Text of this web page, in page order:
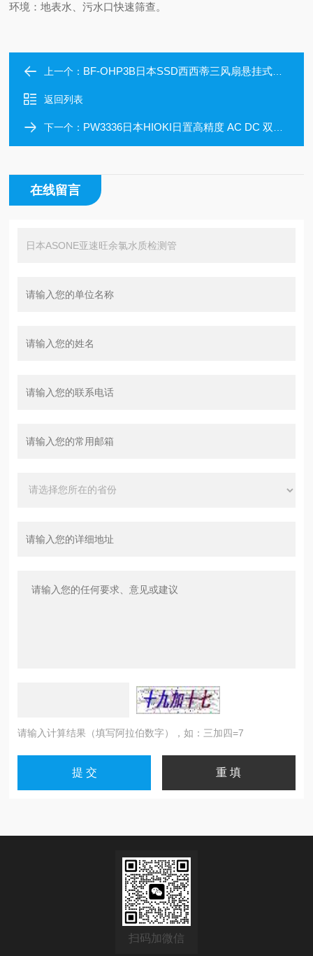
环境：地表水、污水口快速筛查。
上一个： BF-OHP3B日本SSD西西蒂三风扇悬挂式宽幅离子风机
返回列表
下一个： PW3336日本HIOKI日置高精度 AC DC 双通道功率计
在线留言
请输入计算结果（填写阿拉伯数字），如：三加四=7
扫码加微信